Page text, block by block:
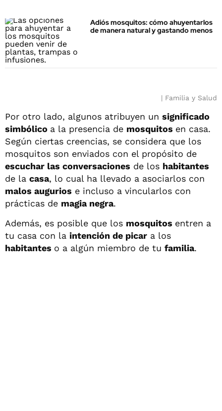
Adiós mosquitos: cómo ahuyentarlos
de manera natural y gastando menos
Familia y Salud
Por otro lado, algunos atribuyen un significado
simbólico a la presencia de mosquitos en casa.
Según ciertas creencias, se considera que los
mosquitos son enviados con el propósito de
escuchar las conversaciones de los habitantes
de la casa, lo cual ha llevado a asociarlos con
malos augurios e incluso a vincularlos con
prácticas de magia negra.
Además, es posible que los mosquitos entren a
tu casa con la intención de picar a los
habitantes o a algún miembro de tu familia.